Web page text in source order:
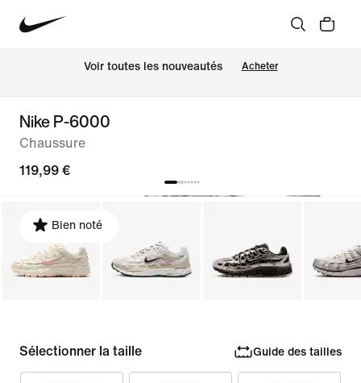
Voir toutes les nouveautés Acheter
Nike P-6000
Chaussure
119,99 €
Bien noté
Sélectionner la taille Guide des tailles